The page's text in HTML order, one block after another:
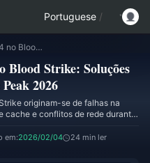
Portuguese /
Correção do Código 404 no Blood Strike: Soluções para o Modo Peak 2026
Blood Strike: Soluções
2026
originam-se de falhas na
cache e conflitos de rede durante
de 2026, abrangendo correções
em:2026/02/04 24 min ler